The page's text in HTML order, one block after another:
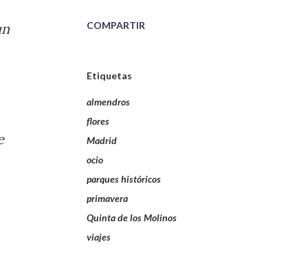
COMPARTIR
Etiquetas
almendros
flores
Madrid
ocio
parques históricos
primavera
Quinta de los Molinos
viajes